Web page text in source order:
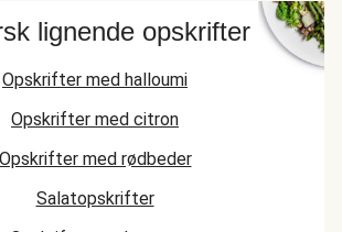
lignende opskrifter
Opskrifter med halloumi
Opskrifter med citron
Opskrifter med rødbeder
Salatopskrifter